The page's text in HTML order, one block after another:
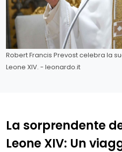
Robert Francis Prevost celebra la
Leone XIV. - leonardo.it
La sorprendente
Leone XIV: Un